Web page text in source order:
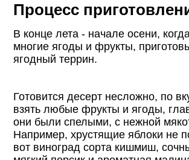
Процесс
В конце лета - начале осени,
многие ягоды и фрукты,
ягодный террин.
Готовится десерт несложно, по
взять любые фрукты и ягоды,
они были спелыми, с нежной
Например, хрустящие яблоки не
вот виноград сорта кишмиш,